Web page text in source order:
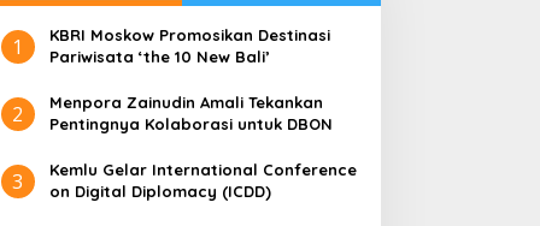
1
​KBRI Moskow Promosikan Destinasi
Pariwisata ‘the 10 New Bali’
2
​Menpora Zainudin Amali Tekankan
Pentingnya Kolaborasi untuk DBON
3
​Kemlu Gelar International Conference
on Digital Diplomacy (ICDD)